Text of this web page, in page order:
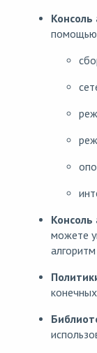
Ко
помощью
можете